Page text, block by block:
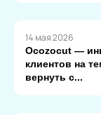
14 мая 2026
Ocozocut —
клиентов на
вернуть с...